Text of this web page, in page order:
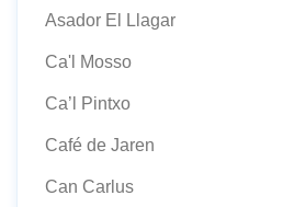
Asador El Llagar
Ca'l Mosso
Ca’l Pintxo
Café de Jaren
Can Carlus